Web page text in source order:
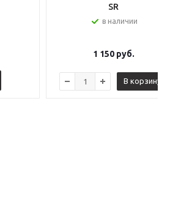
SR
в наличии
1 150руб.
В корзину